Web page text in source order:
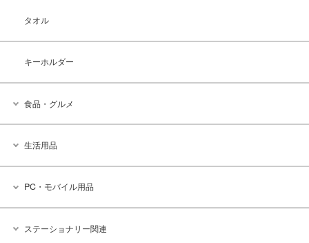
タオル
キーホルダー
食品・グルメ
生活用品
PC・モバイル用品
ステーショナリー関連